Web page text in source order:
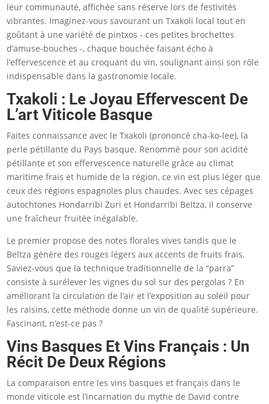
leur communauté, affichée sans réserve lors de festivités
vibrantes. Imaginez-vous savourant un Txakoli local tout en
goûtant à une variété de pintxos - ces petites brochettes
d’amuse-bouches -, chaque bouchée faisant écho à
l’effervescence et au croquant du vin, soulignant ainsi son rôle
indispensable dans la gastronomie locale.
Txakoli : Le Joyau Effervescent De
L’art Viticole Basque
Faites connaissance avec le Txakoli (prononcé cha-ko-lee), la
perle pétillante du Pays basque. Renommé pour son acidité
pétillante et son effervescence naturelle grâce au climat
maritime frais et humide de la région, ce vin est plus léger que
ceux des régions espagnoles plus chaudes. Avec ses cépages
autochtones Hondarribi Zuri et Hondarribi Beltza, il conserve
une fraîcheur fruitée inégalable.
Le premier propose des notes florales vives tandis que le
Beltza génère des rouges légers aux accents de fruits frais.
Saviez-vous que la technique traditionnelle de la “parra”
consiste à surélever les vignes du sol sur des pergolas ? En
améliorant la circulation de l’air et l’exposition au soleil pour
les raisins, cette méthode donne un vin de qualité supérieure.
Fascinant, n’est-ce pas ?
Vins Basques Et Vins Français : Un
Récit De Deux Régions
La comparaison entre les vins basques et français dans le
monde viticole est l’incarnation du mythe de David contre